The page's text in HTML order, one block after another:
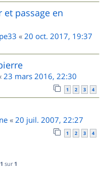
passage en
« 20 oct. 2017, 19:37
23 mars 2016, 22:30
1 2 3 4
« 20 juil. 2007, 22:27
1 2 3 4
1 sur 1